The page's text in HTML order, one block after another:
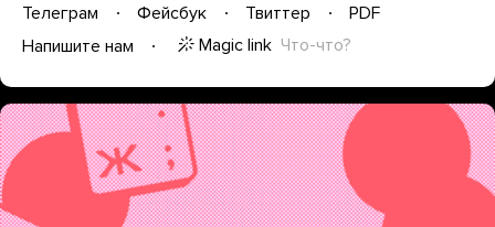
Телеграм Фейсбук Твиттер
PDF
Напишите нам
Magic link Что-что?